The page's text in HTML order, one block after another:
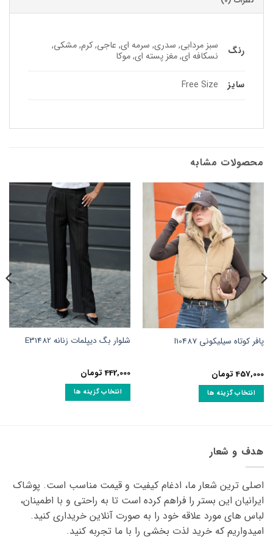
رنگ سبز مردابی, سدری, سرمه ای, عاجی, کرم, مشکی,
نسکافه ای, مغز پسته ای, موکا
سایز Free Size
محصولات مشابه
پافر کوتاه سیلیکونی I10487
457,000 تومان
انتخاب گزینه ها
انواع
مختلفی
می
باشد.
گزینه
ها
ممکن
است
شلوار بگ دیپلمات زنانه E31482
442,000 تومان
انتخاب گزینه ها
باشد.
گزینه
ممکن
است
هدف و شعار
اصلی ترین شعار ما، ادغام کیفیت و قیمت مناسب است. پوشاک
ایرانیان این بستر را فراهم کرده است تا به راحتی و با اطمینان،
لباس های مورد علاقه ‌خود را به صورت آنلاین خریداری کنید.
امیدواریم که خرید لذت ‌بخشی را با ما تجربه کنید.